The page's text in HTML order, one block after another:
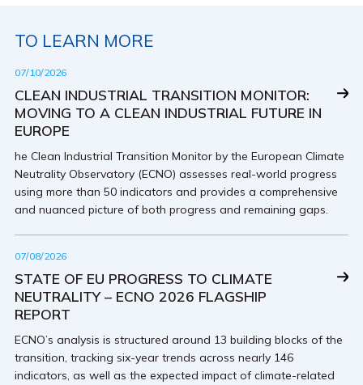
TO LEARN MORE
07/10/2026
CLEAN INDUSTRIAL TRANSITION MONITOR:
MOVING TO A CLEAN INDUSTRIAL FUTURE IN
EUROPE
he Clean Industrial Transition Monitor by the European Climate
Neutrality Observatory (ECNO) assesses real-world progress
using more than 50 indicators and provides a comprehensive
and nuanced picture of both progress and remaining gaps.
07/08/2026
STATE OF EU PROGRESS TO CLIMATE
NEUTRALITY – ECNO 2026 FLAGSHIP
REPORT
ECNO’s analysis is structured around 13 building blocks of the
transition, tracking six-year trends across nearly 146
indicators, as well as the expected impact of climate-related